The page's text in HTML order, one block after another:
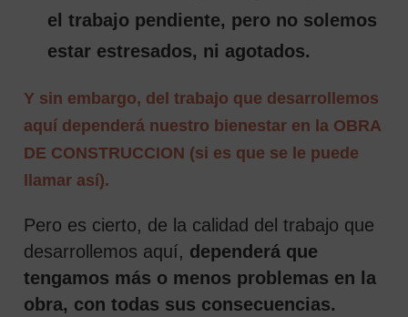
el trabajo pendiente, pero no solemos
estar estresados, ni agotados.
Y sin embargo, del trabajo que desarrollemos
aquí dependerá nuestro bienestar en la OBRA
DE CONSTRUCCION (si es que se le puede
llamar así).
Pero es cierto, de la calidad del trabajo que
desarrollemos aquí, dependerá que
tengamos más o menos problemas en la
obra, con todas sus consecuencias.